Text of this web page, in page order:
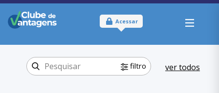
Acessar
filtro ver todos